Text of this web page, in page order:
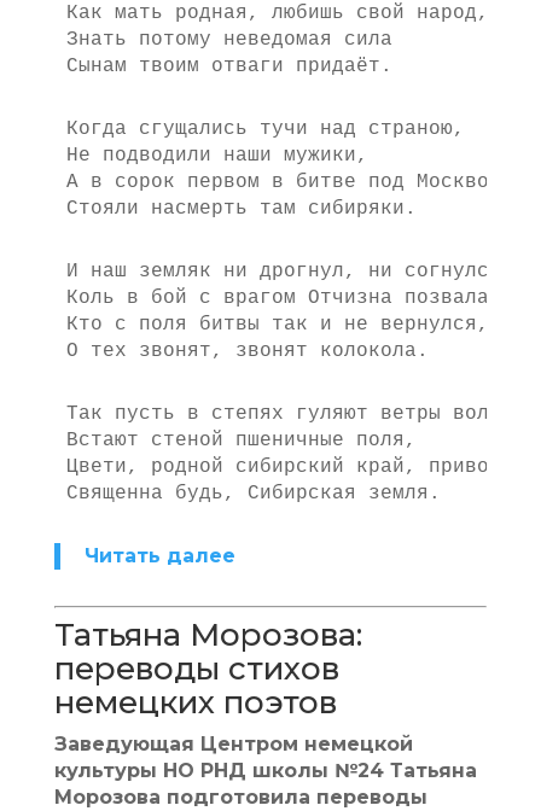
Как мать родная, любишь свой народ,
Знать потому неведомая сила
Сынам твоим отваги придаёт.
Когда сгущались тучи над страною,
Не подводили наши мужики,
А в сорок первом в битве под Москвою
Стояли насмерть там сибиряки.
И наш земляк ни дрогнул, ни согнулся,
Коль в бой с врагом Отчизна позвала,
Кто с поля битвы так и не вернулся,
О тех звонят, звонят колокола.
Так пусть в степях гуляют ветры вольно,
Встают стеной пшеничные поля,
Цвети, родной сибирский край,
Священна будь, Сибирская земля.
Читать далее
Татьяна Морозова:
переводы стихов
немецких поэтов
Заведующая Центром немецкой
культуры НО РНД школы №24 Татьяна
Морозова подготовила переводы